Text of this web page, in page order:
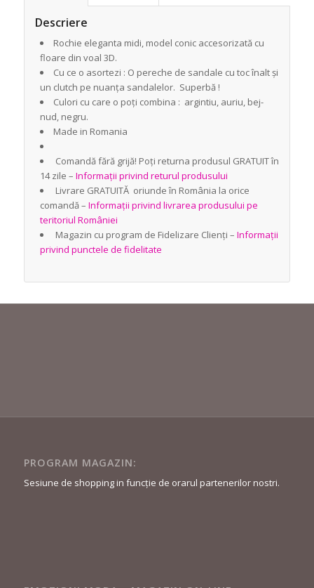
Descriere
Rochie eleganta midi, model conic accesorizată cu
floare din voal 3D.
Cu ce o asortezi : O pereche de sandale cu toc înalt și
un clutch pe nuanța sandalelor. Superbă !
Culori cu care o poți combina : argintiu, auriu, bej-
nud, negru.
Made in Romania
Comandă fără grijă! Poți returna produsul GRATUIT în
14 zile – Informații privind returul produsului
Livrare GRATUITĂ oriunde în România la orice
comandă – Informații privind livrarea produsului pe
teritoriul României
Magazin cu program de Fidelizare Clienți – Informații
privind punctele de fidelitate
PROGRAM MAGAZIN:
Sesiune de shopping in funcție de orarul partenerilor nostri.